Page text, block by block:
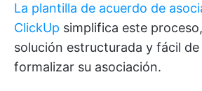
La plantilla de acuerdo de
ClickUp simplifica este
solución estructurada y fácil de
formalizar su asociación.